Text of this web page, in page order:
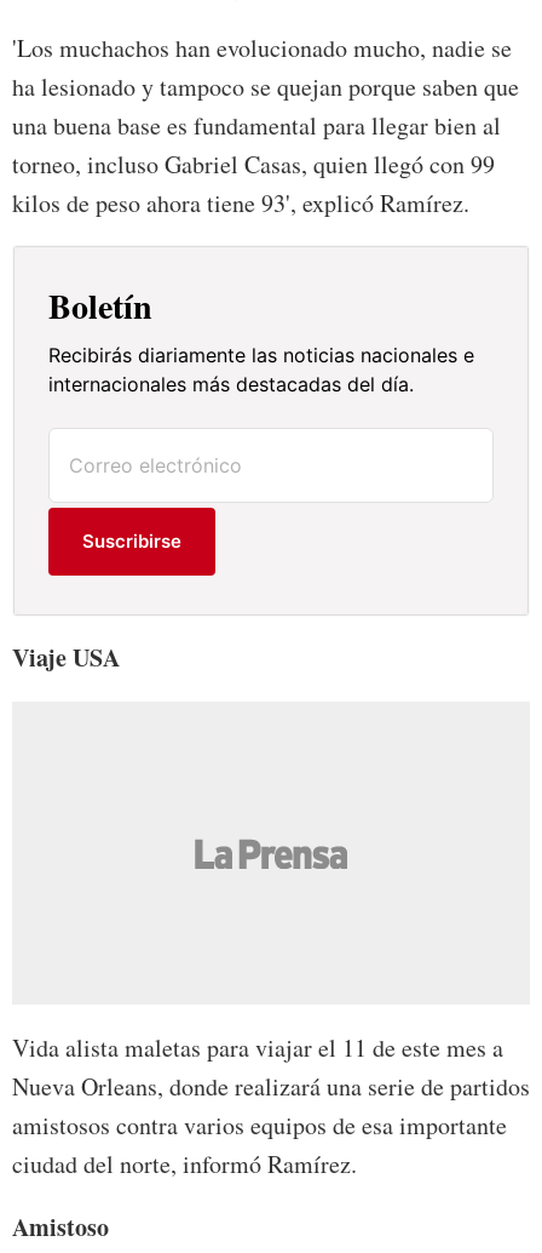
'Los muchachos han evolucionado mucho, nadie se
ha lesionado y tampoco se quejan porque saben que
una buena base es fundamental para llegar bien al
torneo, incluso Gabriel Casas, quien llegó con 99
kilos de peso ahora tiene 93', explicó Ramírez.
Boletín
Recibirás diariamente las noticias nacionales e
internacionales más destacadas del día.
Suscribirse
Viaje USA
Vida alista maletas para viajar el 11 de este mes a
Nueva Orleans, donde realizará una serie de partidos
amistosos contra varios equipos de esa importante
ciudad del norte, informó Ramírez.
Amistoso